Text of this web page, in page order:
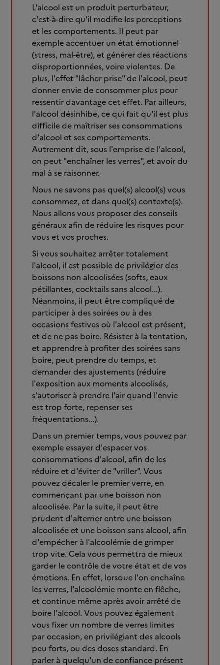
L'alcool est un produit perturbateur,
c'est-à-dire qu'il modifie les perceptions
et les comportements. Il peut par
exemple accentuer un état émotionnel
(stress, mal-être), et générer des réactions
disproportionnées, voire violentes. De
plus, l'effet "lâcher prise" de l'alcool, peut
donner envie de consommer plus pour
ressentir davantage cet effet. Par ailleurs,
l'alcool désinhibe, ce qui fait qu'il est plus
difficile de maîtriser ses consommations
d'alcool et ses comportements.
Autrement dit, sous l'emprise de l'alcool,
on peut "enchaîner les verres", et avoir du
mal à se raisonner.
Nous ne savons pas quel(s) alcool(s) vous
consommez, et dans quel(s) contexte(s).
Nous allons vous proposer des conseils
généraux afin de réduire les risques pour
vous et vos proches.
Si vous souhaitez arrêter totalement
l'alcool, il est possible de privilégier des
boissons non alcoolisées (softs, eaux
pétillantes, cocktails sans alcool...).
Néanmoins, il peut être compliqué de
participer à des soirées ou à des
occasions festives où l'alcool est présent,
et de ne pas boire. Résister à la tentation,
et apprendre à profiter des soirées sans
boire, peut prendre du temps, et
demander des ajustements (réduire
l'exposition aux moments alcoolisés,
s'autoriser à prendre l'air quand l'envie
est trop forte, repenser ses
fréquentations...).
Dans un premier temps, vous pouvez par
exemple essayer d'espacer vos
consommations d'alcool, afin de les
réduire et d'éviter de "vriller". Vous
pouvez décaler le premier verre, en
commençant par une boisson non
alcoolisée. Par la suite, il peut être
prudent d'alterner entre une boisson
alcoolisée et une boisson sans alcool, afin
d'empécher à l'alcoolémie de grimper
trop vite. Cela vous permettra de mieux
garder le contrôle de votre état et de vos
émotions. En effet, lorsque l'on enchaîne
les verres, l'alcoolémie monte en flêche,
et continue même après avoir arrêté de
boire l'alcool. Vous pouvez également
vous fixer un nombre de verres limites
par occasion, en privilégiant des alcools
peu forts, ou des doses standard. En
parler à quelqu'un de confiance présent